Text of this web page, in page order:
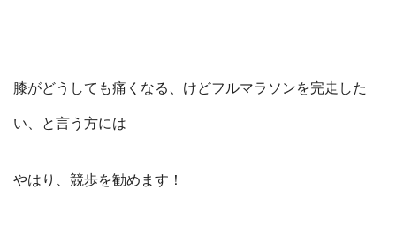
膝がどうしても痛くなる、けどフルマラソンを完走した
い、と言う方には
やはり、競歩を勧めます！